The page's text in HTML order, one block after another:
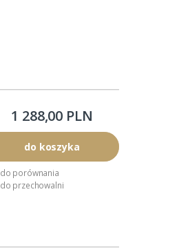
1 288,00 PLN
do koszyka
do porównania
do przechowalni